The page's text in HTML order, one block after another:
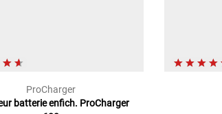
ProCharger
batterie enfich. ProCharger